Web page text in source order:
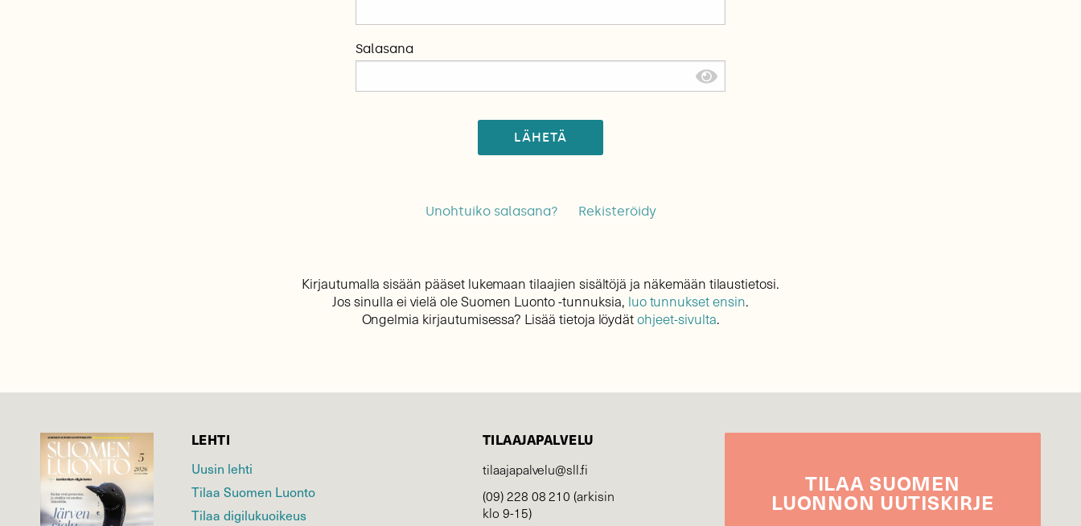
Salasana
LÄHETÄ
Unohtuiko salasana? Rekisteröidy
Kirjautumalla sisään pääset lukemaan tilaajien sisältöjä ja näkemään tilaustietosi.
Jos sinulla ei vielä ole Suomen Luonto -tunnuksia, luo tunnukset ensin.
Ongelmia kirjautumisessa? Lisää tietoja löydätohjeet-sivulta.
LEHTI
Uusin lehti
Tilaa Suomen Luonto
Tilaa digilukuoikeus
TILAAJAPALVELU
tilaajapalvelu@sll.fi
(09) 228 08 210 (arkisin
klo 9-15)
TILAASUOMEN
LUONNON UUTIS­KIRJE